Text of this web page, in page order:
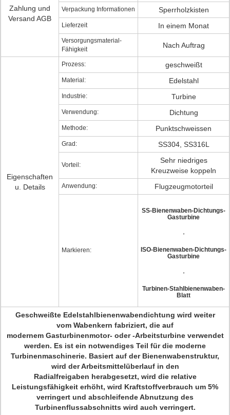
Zahlung und
Versand AGB
Verpackung Informationen Sperrholzkisten
Lieferzeit In einem Monat
Versorgungsmaterial-
Fähigkeit
Nach Auftrag
Eigenschaften
u. Details
Prozess: geschweißt
Material: Edelstahl
Industrie: Turbine
Verwendung: Dichtung
Methode: Punktschweissen
Grad: SS304, SS316L
Vorteil:
Sehr niedriges
Kreuzweise koppeln
Anwendung: Flugzeugmotorteil
Markieren:
SS-Bienenwaben-Dichtungs-
Gasturbine
ISO-Bienenwaben-Dichtungs-
Gasturbine
Turbinen-Stahlbienenwaben-
Blatt
Geschweißte Edelstahlbienenwabendichtung wird weiter
vom Wabenkern fabriziert, die auf
modernem Gasturbinenmotor- oder -Arbeitsturbine verwendet
werden. Es ist ein notwendiges Teil für die moderne
Turbinenmaschinerie. Basiert auf der Bienenwabenstruktur,
wird der Arbeitsmittelüberlauf in den
Radialfreigaben herabgesetzt, wird die relative
Leistungsfähigkeit erhöht, wird Kraftstoffverbrauch um 5%
verringert und abschleifende Abnutzung des
Turbinenflussabschnitts wird auch verringert.